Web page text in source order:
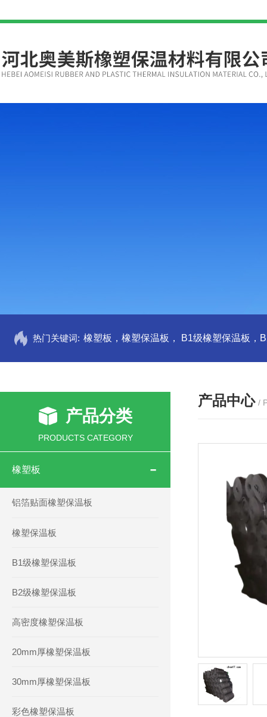
热门关键词:
产品分类
PRODUCTS CATEGORY
橡塑板
铝箔贴面橡塑保温板
橡塑保温板
B1级橡塑保温板
B2级橡塑保温板
高密度橡塑保温板
20mm厚橡塑保温板
30mm厚橡塑保温板
彩色橡塑保温板
产品中心 /